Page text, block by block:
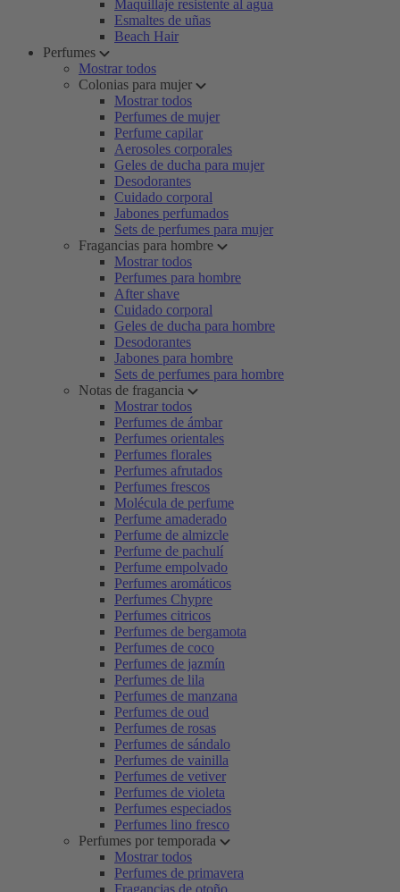
Maquillaje resistente al agua
Esmaltes de uñas
Beach Hair
Perfumes
Mostrar todos
Colonias para mujer
Mostrar todos
Perfumes de mujer
Perfume capilar
Aerosoles corporales
Geles de ducha para mujer
Desodorantes
Cuidado corporal
Jabones perfumados
Sets de perfumes para mujer
Fragancias para hombre
Mostrar todos
Perfumes para hombre
After shave
Cuidado corporal
Geles de ducha para hombre
Desodorantes
Jabones para hombre
Sets de perfumes para hombre
Notas de fragancia
Mostrar todos
Perfumes de ámbar
Perfumes orientales
Perfumes florales
Perfumes afrutados
Perfumes frescos
Molécula de perfume
Perfume amaderado
Perfume de almizcle
Perfume de pachulí
Perfume empolvado
Perfumes aromáticos
Perfumes Chypre
Perfumes citricos
Perfumes de bergamota
Perfumes de coco
Perfumes de jazmín
Perfumes de lila
Perfumes de manzana
Perfumes de oud
Perfumes de rosas
Perfumes de sándalo
Perfumes de vainilla
Perfumes de vetiver
Perfumes de violeta
Perfumes especiados
Perfumes lino fresco
Perfumes por temporada
Mostrar todos
Perfumes de primavera
Fragancias de otoño